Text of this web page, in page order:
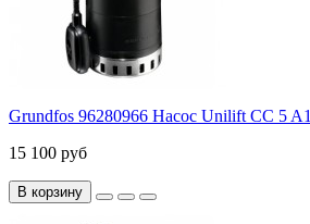
Grundfos 96280966 Насос Unilift CC 5 A1
15 100 руб
В корзину